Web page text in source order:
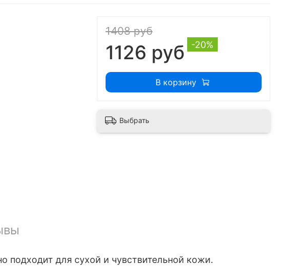
1408 руб
1126 руб -20%
В корзину
Выбрать
подходит для сухой и чувствительной кожи.